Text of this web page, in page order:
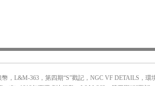
幣，L&M-363，第四期“S”戳記，NGC VF DETAILS，